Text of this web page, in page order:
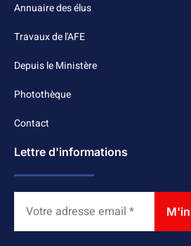
Annuaire des élus
Travaux de l'AFE
Depuis le Ministère
Photothèque
Contact
Lettre d'informations